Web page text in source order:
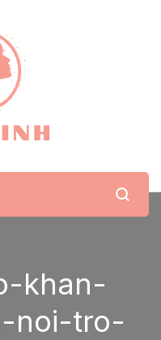
đẹp
khan-
noi-tro-